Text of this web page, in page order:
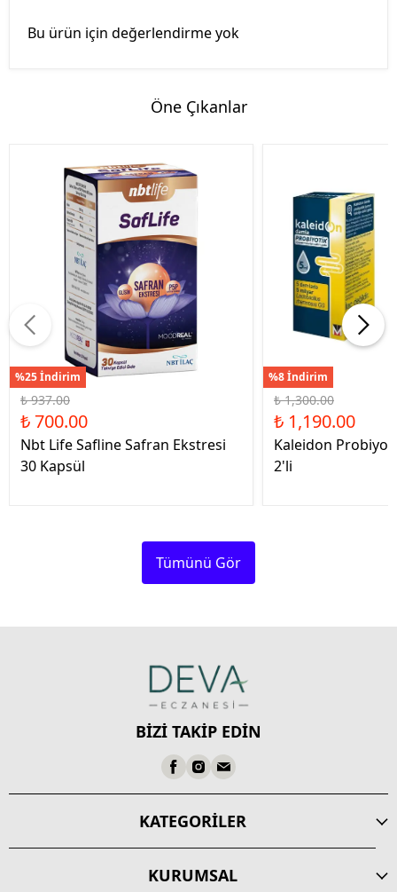
Bu ürün için değerlendirme yok
Öne Çıkanlar
%25 İndirim
₺ 937.00
₺ 700.00
Nbt Life Safline Safran Ekstresi
30 Kapsül
%8 İndirim
₺ 1,300.00
₺ 1,190.00
Kaleidon
2'li
Tümünü Gör
BİZİ TAKİP EDİN
KATEGORİLER
KURUMSAL